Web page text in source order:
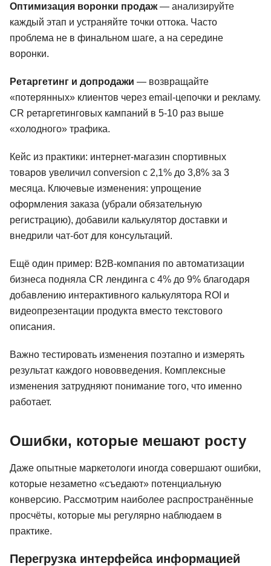
Оптимизация воронки продаж— анализируйте
каждый этап и устраняйте точки оттока. Часто
проблема не в финальном шаге, а на середине
воронки.
Ретаргетинг и допродажи — возвращайте
«потерянных» клиентов через email-цепочки и рекламу.
CR ретаргетинговых кампаний в 5-10 раз выше
«холодного» трафика.
Кейс из практики: интернет-магазин спортивных
товаров увеличил conversion с 2,1% до 3,8% за 3
месяца. Ключевые изменения: упрощение
оформления заказа (убрали обязательную
регистрацию), добавили калькулятор доставки и
внедрили чат-бот для консультаций.
Ещё один пример: B2B-компания по автоматизации
бизнеса подняла CR лендинга с 4% до 9% благодаря
добавлению интерактивного калькулятора ROI и
видеопрезентации продукта вместо текстового
описания.
Важно тестировать изменения поэтапно и измерять
результат каждого нововведения. Комплексные
изменения затрудняют понимание того, что именно
работает.
Ошибки, которые мешают росту
Даже опытные маркетологи иногда совершают ошибки,
которые незаметно «съедают» потенциальную
конверсию. Рассмотрим наиболее распространённые
просчёты, которые мы регулярно наблюдаем в
практике.
Перегрузка интерфейса информацией